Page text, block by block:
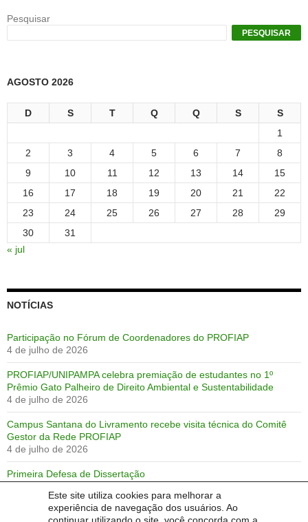
Este site utiliza cookies para melhorar a
experiência de navegação dos usuários. Ao
Pesquisar
PESQUISAR
AGOSTO 2026
D S T Q Q S
S
1
2
3 4 5 6 7
8
9
10 11 12 13 14
15
16
17 18 19 20 21
22
23
24 25 26 27 28
29
30
31
« jul
NOTÍCIAS
Participação no Fórum de Coordenadores do PROFIAP
4 de julho de 2026
PROFIAP/UNIPAMPA celebra premiação de estudantes no 1º
Prêmio Gato Palheiro de Direito Ambiental e Sustentabilidade
4 de julho de 2026
Campus Santana do Livramento recebe visita técnica do Comitê
Gestor da Rede PROFIAP
4 de julho de 2026
Primeira Defesa de Dissertação
PROFIAP-UNIPAMPA